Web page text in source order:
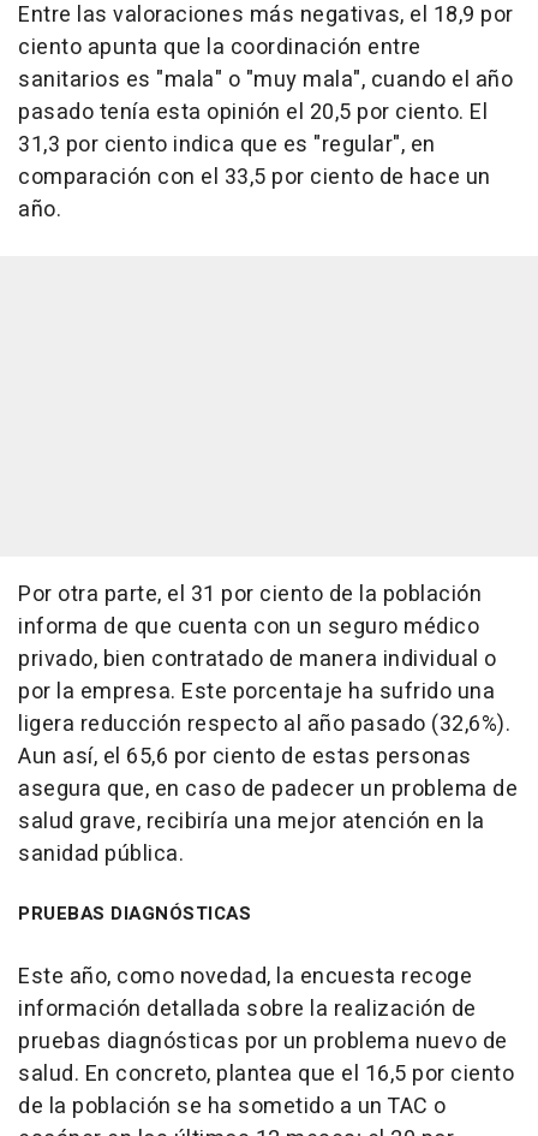
Entre las valoraciones más negativas, el 18,9 por
ciento apunta que la coordinación entre
sanitarios es "mala" o "muy mala", cuando el año
pasado tenía esta opinión el 20,5 por ciento. El
31,3 por ciento indica que es "regular", en
comparación con el 33,5 por ciento de hace un
año.
Por otra parte, el 31 por ciento de la población
informa de que cuenta con un seguro médico
privado, bien contratado de manera individual o
por la empresa. Este porcentaje ha sufrido una
ligera reducción respecto al año pasado (32,6%).
Aun así, el 65,6 por ciento de estas personas
asegura que, en caso de padecer un problema de
salud grave, recibiría una mejor atención en la
sanidad pública.
PRUEBAS DIAGNÓSTICAS
Este año, como novedad, la encuesta recoge
información detallada sobre la realización de
pruebas diagnósticas por un problema nuevo de
salud. En concreto, plantea que el 16,5 por ciento
de la población se ha sometido a un TAC o